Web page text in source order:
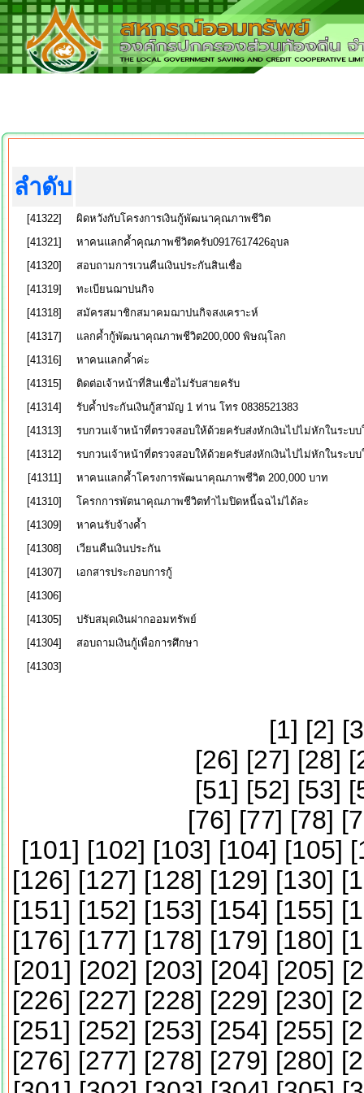
ลำดับ
[41322]
ผิดหวังกับโครงการเงินกู้พัฒนาคุณภาพชีวิต
[41321]
หาคนแลกค้ำคุณภาพชีวิตครับ0917617426อุบล
[41320]
สอบถามการเวนคืนเงินประกันสินเชื่อ
[41319]
ทะเบียนฌาปนกิจ
[41318]
สมัครสมาชิกสมาคมฌาปนกิจสงเคราะห์
[41317]
แลกค้ำกู้พัฒนาคุณภาพชีวิต200,000 พิษณุโลก
[41316]
หาคนแลกค้ำค่ะ
[41315]
ติดต่อเจ้าหน้าที่สินเชื่อไม่รับสายครับ
[41314]
รับค้ำประกันเงินกู้สามัญ 1 ท่าน โทร 0838521383
[41313]
รบกวนเจ้าหน้าที่ตรวจสอบให้ด้วยครับส่งหักเงินไปไม่หักในระบบ
[41312]
รบกวนเจ้าหน้าที่ตรวจสอบให้ด้วยครับส่งหักเงินไปไม่หักในระบบ
[41311]
หาคนแลกค้ำโครงการพัฒนาคุณภาพชีวิต 200,000 บาท
[41310]
โครกการพัตนาคุณภาพชีวิตทำไมปิดหนี้ฉฉไม่ได้ละ
[41309]
หาคนรับจ้างค้ำ
[41308]
เวียนคืนเงินประกัน
[41307]
เอกสารประกอบการกู้
[41306]
[41305]
ปรับสมุดเงินฝากออมทรัพย์
[41304]
สอบถามเงินกู้เพื่อการศึกษา
[41303]
[1] [2] [3
[26] [27] [28] [
[51] [52] [53] [
[76] [77] [78] [
[101] [102] [103] [104] [105] [
[126] [127] [128] [129] [130] [
[151] [152] [153] [154] [155] [
[176] [177] [178] [179] [180] [
[201] [202] [203] [204] [205] [
[226] [227] [228] [229] [230] [
[251] [252] [253] [254] [255] [
[276] [277] [278] [279] [280] [